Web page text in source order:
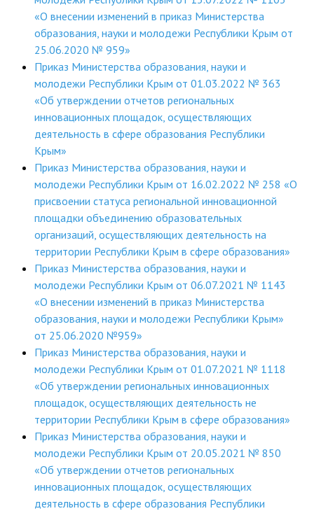
«О внесении изменений в приказ Министерства
образования, науки и молодежи Республики Крым от
25.06.2020 № 959»
Приказ Министерства образования, науки и
молодежи Республики Крым от 01.03.2022 № 363
«Об утверждении отчетов региональных
инновационных площадок, осуществляющих
деятельность в сфере образования Республики
Крым»
Приказ Министерства образования, науки и
молодежи Республики Крым от 16.02.2022 № 258 «О
присвоении статуса региональной инновационной
площадки объединению образовательных
организаций, осуществляющих деятельность на
территории Республики Крым в сфере образования»
Приказ Министерства образования, науки и
молодежи Республики Крым от 06.07.2021 № 1143
«О внесении изменений в приказ Министерства
образования, науки и молодежи Республики Крым»
от 25.06.2020 №959»
Приказ Министерства образования, науки и
молодежи Республики Крым от 01.07.2021 № 1118
«Об утверждении региональных инновационных
площадок, осуществляющих деятельность не
территории Республики Крым в сфере образования»
Приказ Министерства образования, науки и
молодежи Республики Крым от 20.05.2021 № 850
«Об утверждении отчетов региональных
инновационных площадок, осуществляющих
деятельность в сфере образования Республики